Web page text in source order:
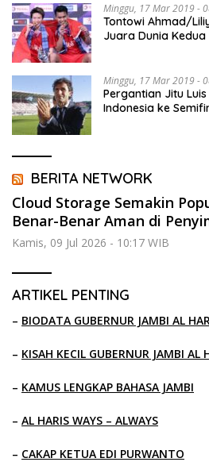
Minggu, 17 Mar 2019 -
Tontowi Ahmad/
Juara Dunia Kedua
Minggu, 17 Mar 2019 -
Pergantian Jitu
Indonesia ke
BERITA NETWORK
Cloud Storage Semakin
Benar-Benar Aman di
Kamis, 09 Jul 2026 - 10:17 WIB
ARTIKEL PENTING
– BIODATA GUBERNUR JAMBI AL
– KISAH KECIL GUBERNUR JAMBI AL
– KAMUS LENGKAP BAHASA JAMBI
– AL HARIS WAYS – ALWAYS
– CAKAP KETUA EDI PURWANTO